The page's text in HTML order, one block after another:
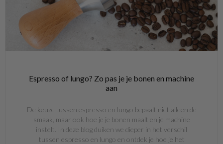
Espresso of lungo? Zo pas je je bonen en machine
aan
De keuze tussen espresso en lungo bepaalt niet alleen de
smaak, maar ook hoe je je bonen maalt en je machine
instelt. In deze blog duiken we dieper in het verschil
tussen espresso en lungo en ontdek je hoe je het